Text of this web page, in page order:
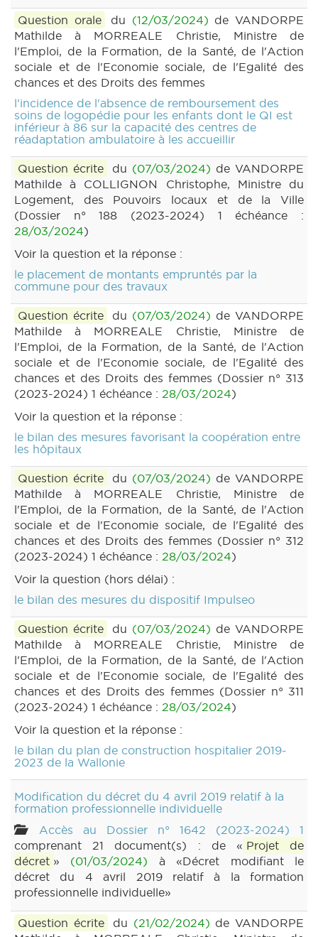
Question orale du (12/03/2024) de VANDORPE
Mathilde à MORREALE Christie, Ministre de
l'Emploi, de la Formation, de la Santé, de l'Action
sociale et de l'Economie sociale, de l'Egalité des
chances et des Droits des femmes
l'incidence de l'absence de remboursement des
soins de logopédie pour les enfants dont le QI est
inférieur à 86 sur la capacité des centres de
réadaptation ambulatoire à les accueillir
Question écrite du (07/03/2024) de VANDORPE
Mathilde à COLLIGNON Christophe, Ministre du
Logement, des Pouvoirs locaux et de la Ville
(Dossier n° 188 (2023-2024) 1 échéance :
28/03/2024)
Voir la question et la réponse :
le placement de montants empruntés par la
commune pour des travaux
Question écrite du (07/03/2024) de VANDORPE
Mathilde à MORREALE Christie, Ministre de
l'Emploi, de la Formation, de la Santé, de l'Action
sociale et de l'Economie sociale, de l'Egalité des
chances et des Droits des femmes (Dossier n° 313
(2023-2024) 1 échéance : 28/03/2024)
Voir la question et la réponse :
le bilan des mesures favorisant la coopération entre
les hôpitaux
Question écrite du (07/03/2024) de VANDORPE
Mathilde à MORREALE Christie, Ministre de
l'Emploi, de la Formation, de la Santé, de l'Action
sociale et de l'Economie sociale, de l'Egalité des
chances et des Droits des femmes (Dossier n° 312
(2023-2024) 1 échéance : 28/03/2024)
Voir la question (hors délai) :
le bilan des mesures du dispositif Impulseo
Question écrite du (07/03/2024) de VANDORPE
Mathilde à MORREALE Christie, Ministre de
l'Emploi, de la Formation, de la Santé, de l'Action
sociale et de l'Economie sociale, de l'Egalité des
chances et des Droits des femmes (Dossier n° 311
(2023-2024) 1 échéance : 28/03/2024)
Voir la question et la réponse :
le bilan du plan de construction hospitalier 2019-
2023 de la Wallonie
Modification du décret du 4 avril 2019 relatif à la
formation professionnelle individuelle
Accès au Dossier n° 1642 (2023-2024) 1
comprenant 21 document(s) : de « Projet de
décret » (01/03/2024) à «Décret modifiant le
décret du 4 avril 2019 relatif à la formation
professionnelle individuelle»
Question écrite du (21/02/2024) de VANDORPE